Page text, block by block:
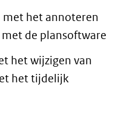
met het annoteren
de plansoftware
het wijzigen van
het tijdelijk